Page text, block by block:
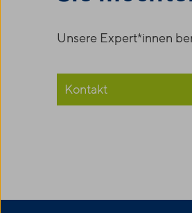
Unsere Expert*innen
Kontakt